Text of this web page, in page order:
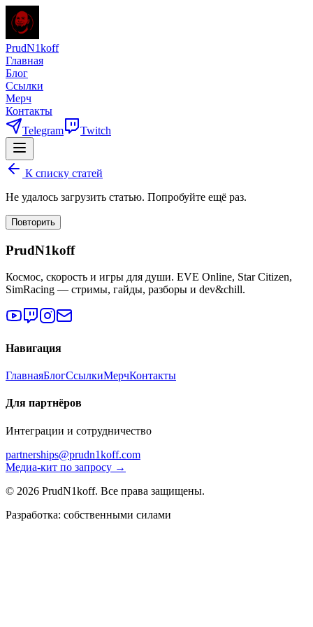
PrudN1koff
Главная
Блог
Ссылки
Мерч
Контакты
Telegram
Twitch
К списку статей
Не удалось загрузить статью. Попробуйте ещё раз.
Повторить
PrudN1koff
Космос, скорость и игры для души. EVE Online, Star Citizen,
SimRacing — стримы, гайды, разборы и dev&chill.
Навигация
ГлавнаяБлогСсылкиМерчКонтакты
Для партнёров
Интеграции и сотрудничество
partnerships@prudn1koff.com
Медиа-кит по запросу →
© 2026 PrudN1koff. Все права защищены.
Разработка: собственными силами